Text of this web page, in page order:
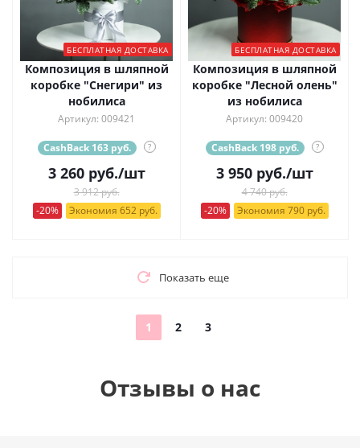
БЕСПЛАТНАЯ ДОСТАВКА
Композиция в шляпной
коробке "Снегири" из
нобилиса
Артикул: 009421
CashBack 163 руб. ?
3 260руб./шт
3 912 руб.
-20%
Экономия 652 руб.
БЕСПЛАТНАЯ ДОСТАВКА
Композиция в шляпной
коробке "Лесной олень"
из нобилиса
Артикул: 009420
CashBack 198 руб. ?
3 950руб./шт
4 740 руб.
-20%
Экономия 790 руб.
Показать еще
1 2 3
Отзывы о нас